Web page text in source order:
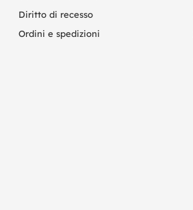
Diritto di recesso
Ordini e spedizioni